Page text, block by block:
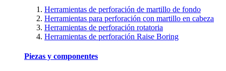
Herramientas de perforación de martillo de fondo
Herramientas para perforación con martillo en cabeza
Herramientas de perforación rotatoria
Herramientas de perforación Raise Boring
Piezas y componentes